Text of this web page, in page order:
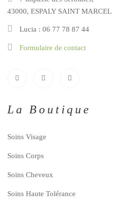
43000, ESPALY SAINT MARCEL
Lucia : 06 77 78 87 44
Formulaire de contact
La Boutique
Soins Visage
Soins Corps
Soins Cheveux
Soins Haute Tolérance